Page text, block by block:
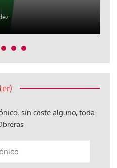
sin coste alguno, toda